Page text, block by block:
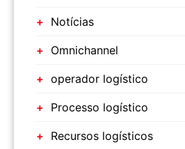
Notícias
Omnichannel
operador logístico
Processo logístico
Recursos logísticos